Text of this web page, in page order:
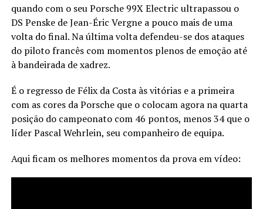
quando com o seu Porsche 99X Electric ultrapassou o
DS Penske de Jean-Éric Vergne a pouco mais de uma
volta do final. Na última volta defendeu-se dos ataques
do piloto francês com momentos plenos de emoção até
à bandeirada de xadrez.
É o regresso de Félix da Costa às vitórias e a primeira
com as cores da Porsche que o colocam agora na quarta
posição do campeonato com 46 pontos, menos 34 que o
líder Pascal Wehrlein, seu companheiro de equipa.
Aqui ficam os melhores momentos da prova em vídeo: